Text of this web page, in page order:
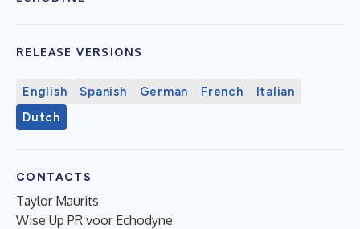
RELEASE VERSIONS
English Spanish German French
Italian
Dutch
CONTACTS
Taylor Maurits
Wise Up PR voor Echodyne